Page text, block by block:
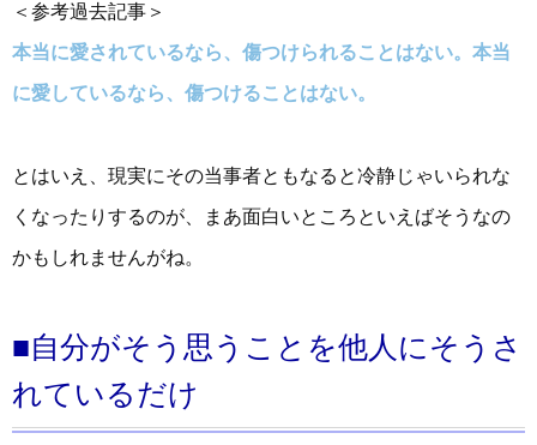
＜参考過去記事＞
本当に愛されているなら、傷つけられることはない。本当
に愛しているなら、傷つけることはない。
とはいえ、現実にその当事者ともなると冷静じゃいられな
くなったりするのが、まあ面白いところといえばそうなの
かもしれませんがね。
■自分がそう思うことを他人にそうさ
れているだけ